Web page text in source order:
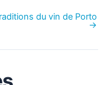
du vin de Porto
→